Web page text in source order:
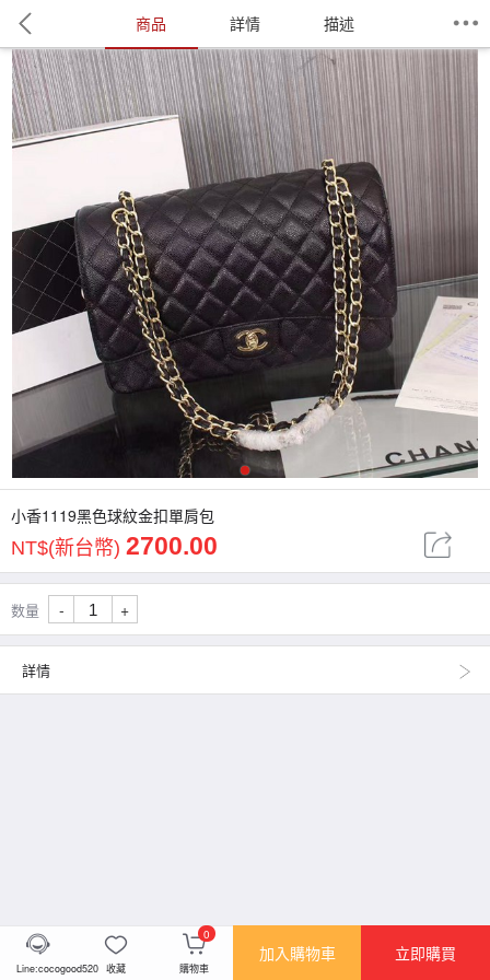
商品 詳情 描述
1
小香1119黑色球紋金扣單肩包
NT$(新台幣) 2700.00
数量 - +
詳情
Line:cocogood520 收藏
0
購物車
加入購物車 立即購買